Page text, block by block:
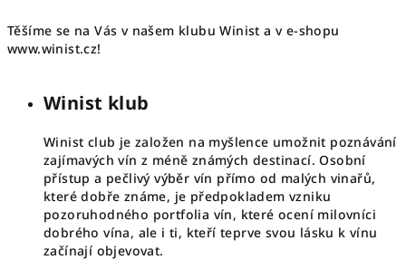
Těšíme se na Vás v našem klubu Winist a v e-shopu
www.winist.cz!
Winist klub
Winist club je založen na myšlence umožnit poznávání
zajímavých vín z méně známých destinací. Osobní
přístup a pečlivý výběr vín přímo od malých vinařů,
které dobře známe, je předpokladem vzniku
pozoruhodného portfolia vín, které ocení milovníci
dobrého vína, ale i ti, kteří teprve svou lásku k vínu
začínají objevovat.